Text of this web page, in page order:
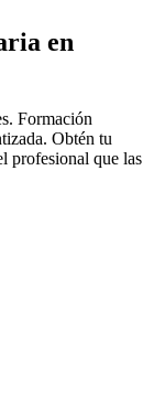
en
Formación
Obtén tu
profesional que las